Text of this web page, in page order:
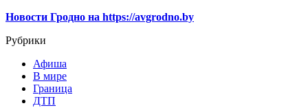
Новости Гродно на https://avgrodno.by
Рубрики
Афиша
В мире
Граница
ДТП